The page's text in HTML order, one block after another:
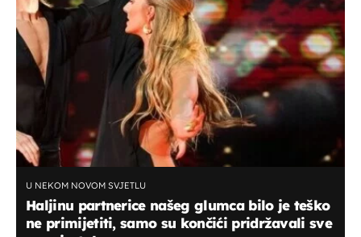
U NEKOM NOVOM SVJETLU
Haljinu partnerice našeg glumca bilo je teško
ne primijetiti, samo su končići pridržavali sve